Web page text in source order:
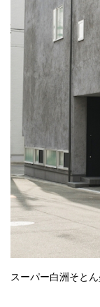
スーパー白洲そと